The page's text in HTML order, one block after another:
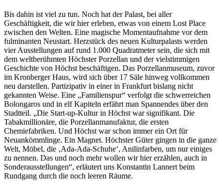
Bis dahin ist viel zu tun. Noch hat der Palast, bei aller
Geschäftigkeit, die wir hier erleben, etwas von einem Lost Place
zwischen den Welten. Eine magische Momentaufnahme vor dem
fulminanten Neustart. Herzstück des neuen Kulturpalasts werden
vier Ausstellungen auf rund 1.000 Quadratmeter sein, die sich mit
dem weltberühmten Höchster Porzellan und der vielstimmigen
Geschichte von Höchst beschäftigen. Das Porzellanmuseum, zuvor
im Kronberger Haus, wird sich über 17 Säle hinweg vollkommen
neu darstellen. Partizipativ in einer in Frankfurt bislang nicht
gekannten Weise. Eine „Familienspur“ verfolgt die schwerreichen
Bolongaros und in elf Kapiteln erfährt man Spannendes über den
Stadtteil. „Die Start-up-Kultur in Höchst war signifikant. Die
Tabakmillionäre, die Porzellanmanufaktur, die ersten
Chemiefabriken. Und Höchst war schon immer ein Ort für
Neuankömmlinge. Ein Magnet. Höchster Güter gingen in die ganze
Welt, Möbel, die ‚Ada-Ada-Schuhe‘, Anilinfarben, um nur einiges
zu nennen. Das und noch mehr wollen wir hier erzählen, auch in
Sonderausstellungen“, erläutert uns Konstantin Lannert beim
Rundgang durch die noch leeren Räume.